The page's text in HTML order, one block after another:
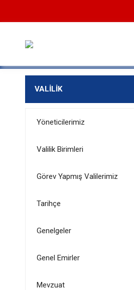
VALİLİK
Yöneticilerimiz
Valilik Birimleri
Görev Yapmış Valilerimiz
Tarihçe
Genelgeler
Genel Emirler
Mevzuat